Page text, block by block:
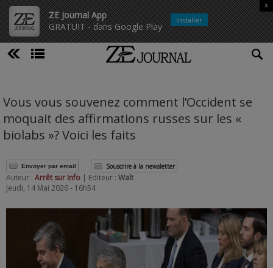
ZE Journal App
GRATUIT - dans Google Play
x
Installer
Vous vous souvenez comment l’Occident se
moquait des affirmations russes sur les «
biolabs »? Voici les faits
Envoyer par email Souscrire à la newsletter
Auteur : Arrêt sur Info | Editeur : Walt
Jeudi, 14 Mai 2026 - 16h54